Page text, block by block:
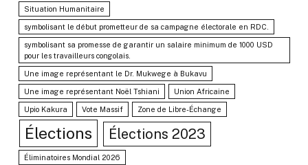
Situation Humanitaire
symbolisant le début prometteur de sa campagne électorale en RDC.
symbolisant sa promesse de garantir un salaire minimum de 1000 USD
pour les travailleurs congolais.
Une image représentant le Dr. Mukwege à Bukavu
Une image représentant Noël Tshiani Union Africaine
Upio Kakura Vote Massif Zone de Libre-Échange
Élections Élections 2023
Éliminatoires Mondial 2026